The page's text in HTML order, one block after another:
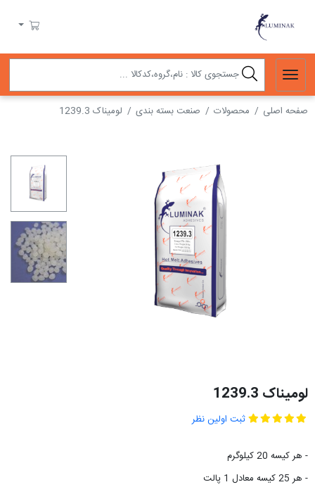
سبد خرید
صفحه اصلی محصولات صنعت بسته بندی لومیناک 1239.3
لومیناک 1239.3
ثبت اولین نظر
- هر کیسه 20 کیلوگرم
- هر 25 کیسه معادل 1 پالت